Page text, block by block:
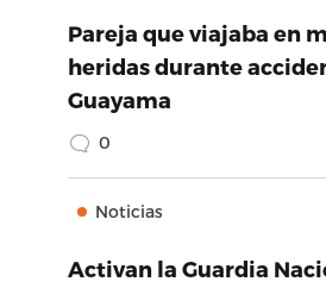
Pareja que viajaba en
heridas durante
Guayama
0
Noticias
Activan la Guardia